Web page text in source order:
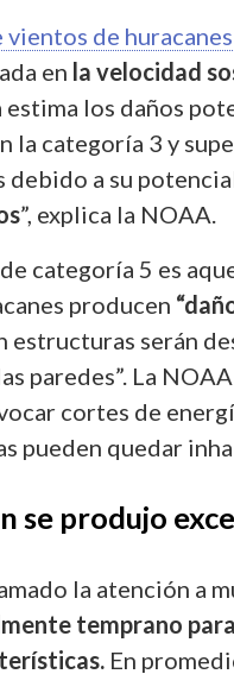
vientos de
en la velocidad
estima los daños
la categoría 3 y
a su
”, explica la NOAA.
categoría 5 es
producen
estructuras serán
paredes”. La
cortes de
pueden quedar
se produjo
la atención a
temprano
En